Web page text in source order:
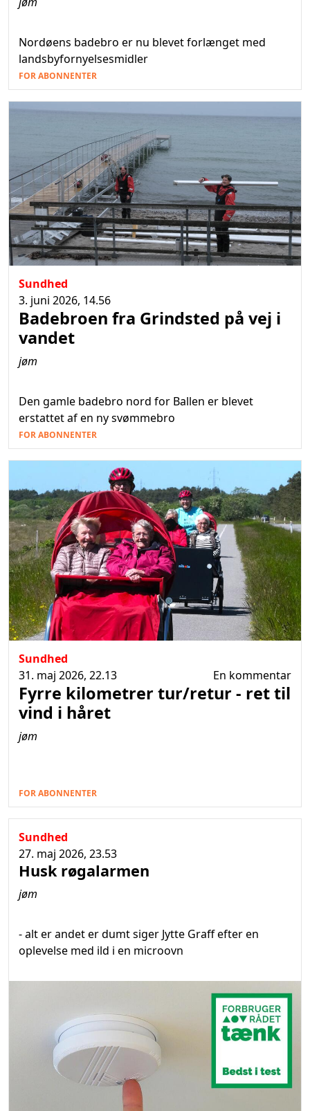
Nordøens badebro er nu blevet forlænget med
landsbyfornyelsesmidler
FOR ABONNENTER
Sundhed
3. juni 2026, 14.56
Badebroen fra Grindsted på vej i
vandet
jøm
Den gamle badebro nord for Ballen er blevet
erstattet af en ny svømmebro
FOR ABONNENTER
Sundhed
31. maj 2026, 22.13
En kommentar
Fyrre kilometrer tur/retur - ret til
vind i håret
jøm
FOR ABONNENTER
Sundhed
27. maj 2026, 23.53
Husk røgalarmen
jøm
- alt er andet er dumt siger Jytte Graff efter en
oplevelse med ild i en microovn